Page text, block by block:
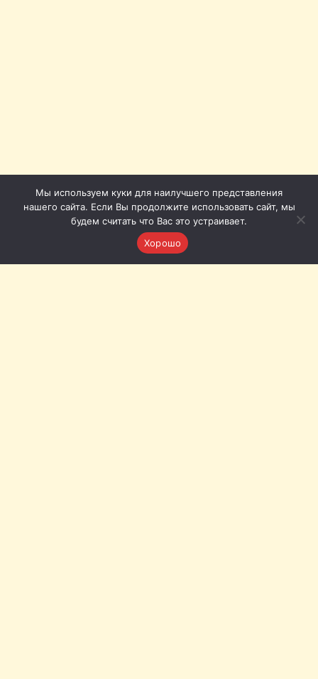
Мы используем куки для наилучшего представления
нашего сайта. Если Вы продолжите использовать сайт, мы
будем считать что Вас это устраивает.
Хорошо